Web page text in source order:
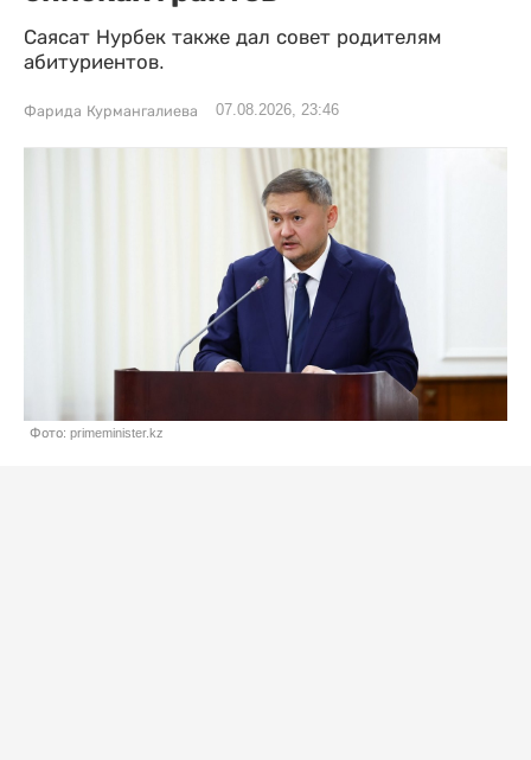
Саясат Нурбек также дал совет родителям
абитуриентов.
Фарида Курмангалиева 07.08.2026, 23:46
Фото: primeminister.kz